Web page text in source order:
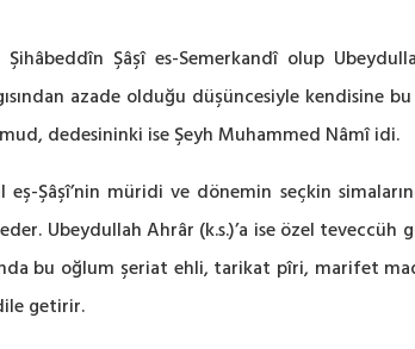
Şâşî es-Semerkandî olup
azade olduğu düşüncesiyle kendisine
dedesininki ise Şeyh Muhammed Nâmî idi.
Şâşî’nin müridi ve dönemin seçkin
Ubeydullah Ahrâr (k.s.)’a ise özel
bu oğlum şeriat ehli, tarikat pîri, marifet
getirir.